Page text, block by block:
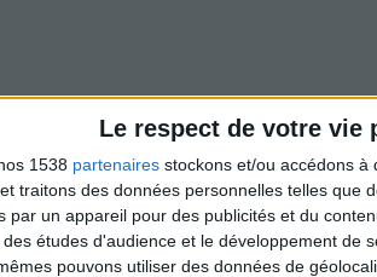
Le respect de votre vie
1538 partenaires stockons et/ou accédons à
traitons des données personnelles telles que
par un appareil pour des publicités et du
études d'audience et le développement de
pouvons utiliser des données de
Savoir Maigrir (Paris, 75)répond
quel type de pain du boulanger, en